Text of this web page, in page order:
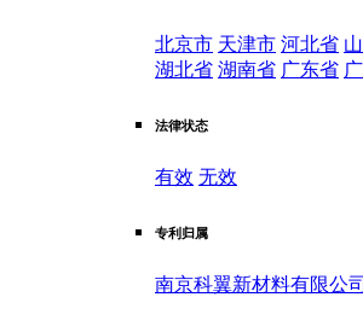
北京市 天津市 河北省
湖北省 湖南省 广东省
法律状态
有效 无效
专利归属
南京科翼新材料有限公司